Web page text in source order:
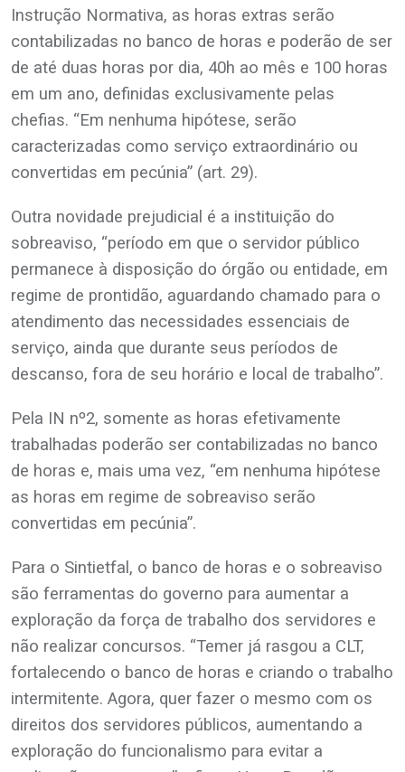
Instrução Normativa, as horas extras serão
contabilizadas no banco de horas e poderão de ser
de até duas horas por dia, 40h ao mês e 100 horas
em um ano, definidas exclusivamente pelas
chefias. “Em nenhuma hipótese, serão
caracterizadas como serviço extraordinário ou
convertidas em pecúnia” (art. 29).
Outra novidade prejudicial é a instituição do
sobreaviso, “período em que o servidor público
permanece à disposição do órgão ou entidade, em
regime de prontidão, aguardando chamado para o
atendimento das necessidades essenciais de
serviço, ainda que durante seus períodos de
descanso, fora de seu horário e local de trabalho”.
Pela IN nº2, somente as horas efetivamente
trabalhadas poderão ser contabilizadas no banco
de horas e, mais uma vez, “em nenhuma hipótese
as horas em regime de sobreaviso serão
convertidas em pecúnia”.
Para o Sintietfal, o banco de horas e o sobreaviso
são ferramentas do governo para aumentar a
exploração da força de trabalho dos servidores e
não realizar concursos. “Temer já rasgou a CLT,
fortalecendo o banco de horas e criando o trabalho
intermitente. Agora, quer fazer o mesmo com os
direitos dos servidores públicos, aumentando a
exploração do funcionalismo para evitar a